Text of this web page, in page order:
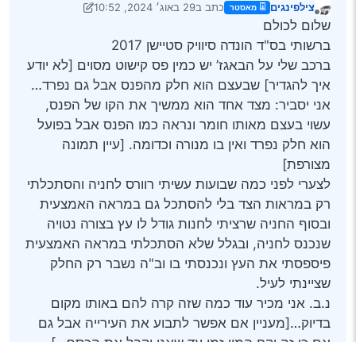
מנותק
צילפינגים מאסטר כתב ב29 באוג׳ 2024, 10:52
נערך לאחרונה על ידי צילפינגים
שלום לכולם
ברשותי בס"ד הונדה סיוויק סטיישן 2017
ברכב שלי על הבאגז’ יש כמין פס קישוט מסוים [לא יודע
איך להגדיר] שבעצם הוא חלק מהפנס אבל גם נפרד…
אני יסביר: מצד אחד הוא ממשיך את הקו של הפנס,
עשוי בעצם מאותו חומר ונראה כמו הפנס אבל בפועל
הוא חלק נפרד ואין בו מנורה וכדומה. [עיין תמונה
מצורפת]
לצערי לפני כמה שבועות עשיתי רוורס לחניה והסתכלתי
רק במראות הצד בלי להסתכל גם במראה האמצעית
ובסוף החניה שרציתי לחנות גודל לו עץ בצורה נטויה
שנכנס לחניה, ובגלל שלא הסתכלתי במראה האמצעית
פיספסתי את העץ ונכנסתי בו וב"ה נשבר רק החלק
שציינתי לעיל.
נ.ב. אני מכיר עוד כמה שזה קרה להם באותו מקום
בדיוק…[מעניין אם אפשר לתבוע את העירייה אבל גם